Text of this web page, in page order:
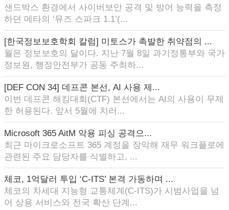
샌드박스 환경에서 사이버보안 공격 및 방어 능력을 측정
하던 메타의 ‘뮤즈 스파크 1.1’(...
[한국정보보호학회 칼럼] 미토스가 촉발한 취약점의 ...
월은 정보보호의 달이다. 지난 7월 8일 과기정통부와 국가
정보원, 행정안전부가 공동 주최하...
[DEF CON 34] 데프콘 본선, AI 사용 제...
이번 데프콘 해킹대회(CTF) 본선에서는 AI의 사용이 무제
한 허용된다. 앞서 5월에 치러...
Microsoft 365 AitM 악용 피싱 공격으...
최근 마이크로소프트 365 계정을 장악해 재무 워크플로에
관련된 주요 담당자를 식별하고, ...
체코, 1억달러 투입 ‘C-ITS’ 본격 가동하며 ...
체코의 차세대 지능형 교통체계(C-ITS)가 시범사업을 넘
어 상용 서비스와 전국 확산 단계...